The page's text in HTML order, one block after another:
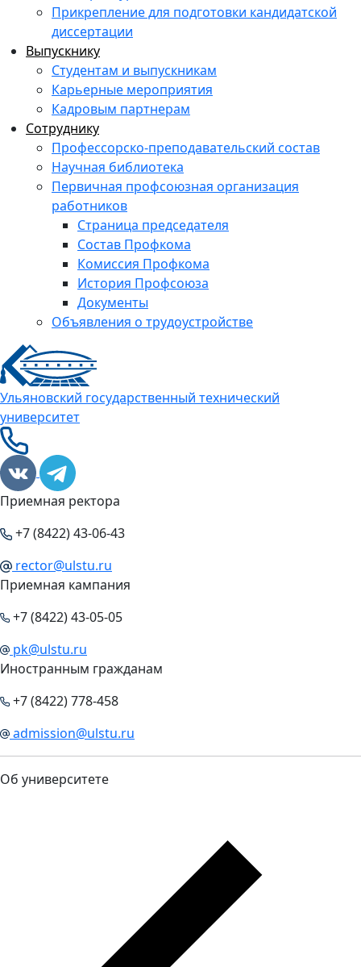
Прикрепление для подготовки кандидатской
диссертации
Выпускнику
Студентам и выпускникам
Карьерные мероприятия
Кадровым партнерам
Сотруднику
Профессорско-преподавательский состав
Научная библиотека
Первичная профсоюзная организация
работников
Страница председателя
Состав Профкома
Комиссия Профкома
История Профсоюза
Документы
Объявления о трудоустройстве
Ульяновский государственный технический
университет
Приемная ректора
+7 (8422) 43-06-43
rector@ulstu.ru
Приемная кампания
+7 (8422) 43-05-05
pk@ulstu.ru
Иностранным гражданам
+7 (8422) 778-458
admission@ulstu.ru
Об университете